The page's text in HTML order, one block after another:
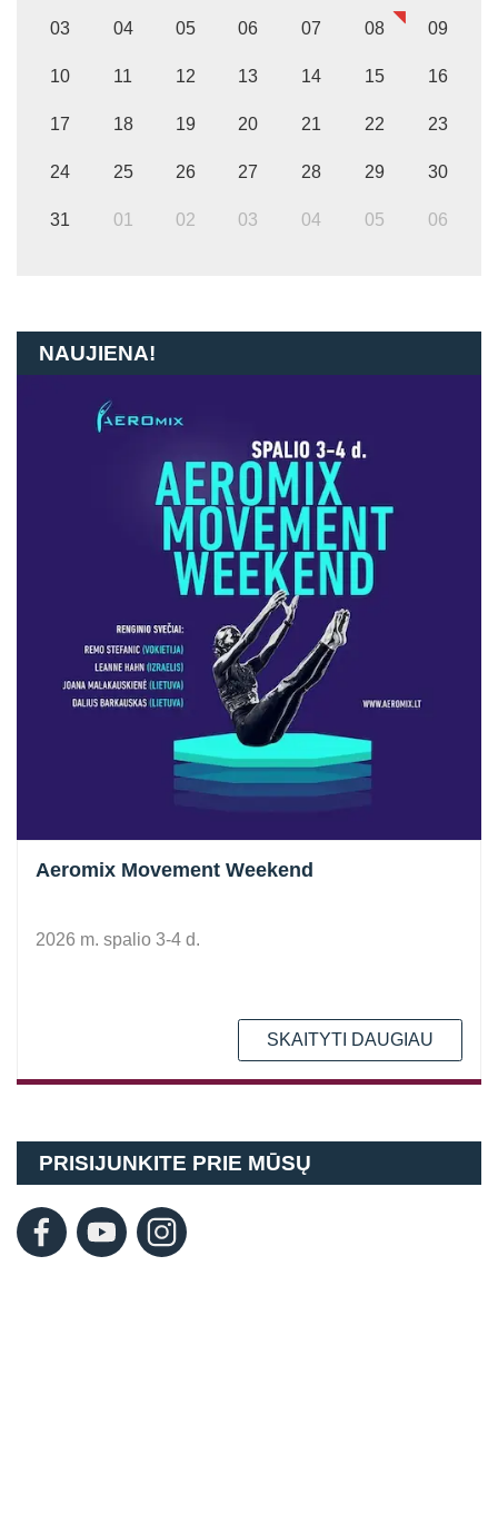
03 04 05 06 07 08 09
10 11 12 13 14 15 16
17 18 19 20 21 22 23
24 25 26 27 28 29 30
31 01 02 03 04 05 06
NAUJIENA!
Aeromix Movement Weekend
2026 m. spalio 3-4 d.
SKAITYTI DAUGIAU
PRISIJUNKITE PRIE MŪSŲ